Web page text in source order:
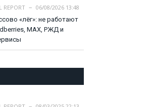
REPORT
06/08/2026 13:48
«лёг»: не работают
MAX, РЖД и